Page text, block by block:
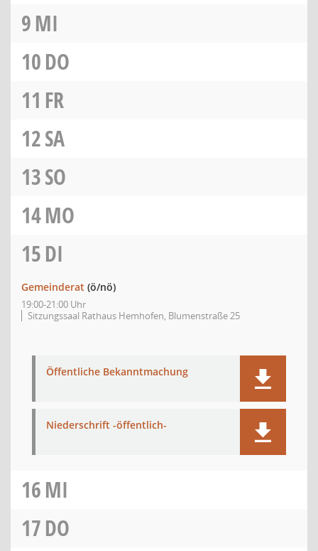
9MI
10DO
11 FR
12SA
13SO
14MO
15DI
Gemeinderat (ö/nö)
19:00-21:00 Uhr
Sitzungssaal Rathaus Hemhofen, Blumenstraße 25
Öffentliche Bekanntmachung
Niederschrift -öffentlich-
16MI
17DO